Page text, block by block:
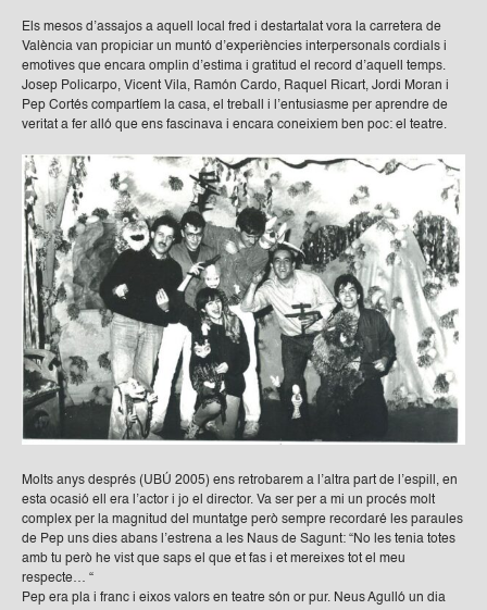
Els mesos d’assajos a aquell local fred i destartalat vora la carretera de
València van propiciar un muntó d’experiències interpersonals cordials i
emotives que encara omplin d’estima i gratitud el record d’aquell temps.
Josep Policarpo, Vicent Vila, Ramón Cardo, Raquel Ricart, Jordi Moran i
Pep Cortés compartíem la casa, el treball i l’entusiasme per aprendre de
veritat a fer alló que ens fascinava i encara coneixiem ben poc: el teatre.
Molts anys després (UBÚ 2005) ens retrobarem a l’altra part de l’espill, en
esta ocasió ell era l’actor i jo el director. Va ser per a mi un procés molt
complex per la magnitud del muntatge però sempre recordaré les paraules
de Pep uns dies abans l’estrena a les Naus de Sagunt: “No les tenia totes
amb tu però he vist que saps el que et fas i et mereixes tot el meu
respecte… “
Pep era pla i franc i eixos valors en teatre són or pur. Neus Agulló un dia